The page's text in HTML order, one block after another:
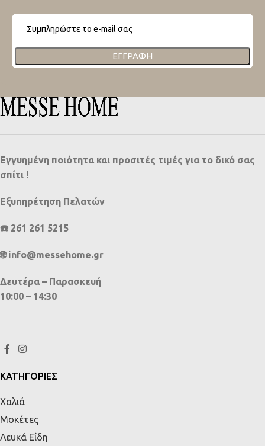
ΕΓΓΡΑΦΉ
Εγγυημένη ποιότητα και προσιτές τιμές για το δικό σας
σπίτι !
Εξυπηρέτηση Πελατών
☎️ 261 261 5215
🌐 info@messehome.gr
Δευτέρα – Παρασκευή
10:00 – 14:30
ΚΑΤΗΓΟΡΙΕΣ
Χαλιά
Μοκέτες
Λευκά Είδη